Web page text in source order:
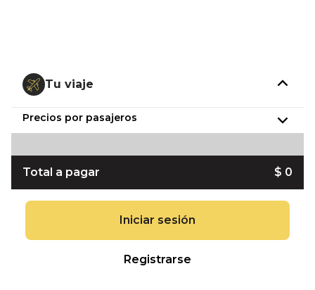
Tu viaje
Precios por pasajeros
Total a pagar $ 0
Iniciar sesión
Registrarse